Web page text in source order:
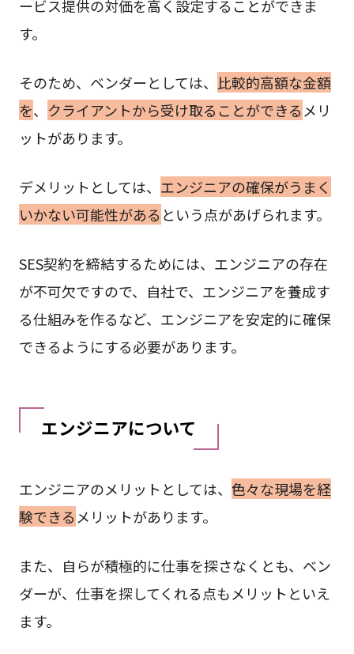
ービス提供の対価を高く設定することができま
す。
そのため、ベンダーとしては、
比較的高額な金額
を、 クライアントから受け取ることができる メリ
ットがあります。
デメリットとしては、 エンジニアの確保がうまく
いかない可能性がある という点があげられます。
SES契約を締結するためには、エンジニアの存在
が不可欠ですので、自社で、エンジニアを養成す
る仕組みを作るなど、エンジニアを安定的に確保
できるようにする必要があります。
エンジニアについて
エンジニアのメリットとしては、 色々な現場を経
験できる メリットがあります。
また、自らが積極的に仕事を探さなくとも、ベン
ダーが、仕事を探してくれる点もメリットといえ
ます。